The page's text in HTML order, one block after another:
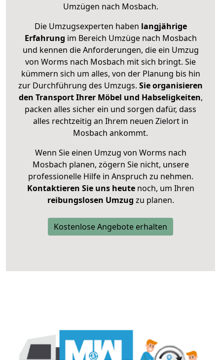
Umzügen nach Mosbach.
Die Umzugsexperten haben langjährige
Erfahrung im Bereich Umzüge nach Mosbach
und kennen die Anforderungen, die ein Umzug
von Worms nach Mosbach mit sich bringt. Sie
kümmern sich um alles, von der Planung bis hin
zur Durchführung des Umzugs. Sie organisieren
den Transport Ihrer Möbel und Habseligkeiten,
packen alles sicher ein und sorgen dafür, dass
alles rechtzeitig an Ihrem neuen Zielort in
Mosbach ankommt.
Wenn Sie einen Umzug von Worms nach
Mosbach planen, zögern Sie nicht, unsere
professionelle Hilfe in Anspruch zu nehmen.
Kontaktieren Sie uns heutenoch, um Ihren
reibungslosen Umzug zu planen.
Kostenlose Angebote erhalten